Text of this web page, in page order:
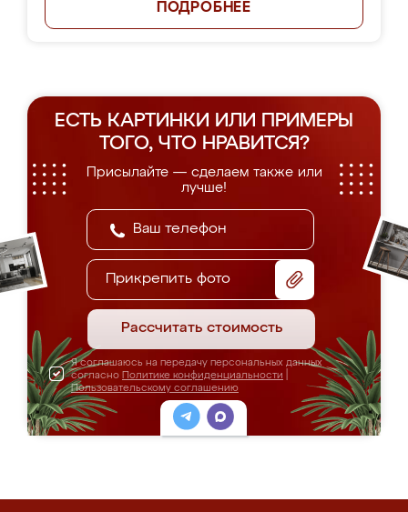
ПОДРОБНЕЕ
ЕСТЬ КАРТИНКИ ИЛИ ПРИМЕРЫ
ТОГО, ЧТО НРАВИТСЯ?
Присылайте — сделаем также или
лучше!
Прикрепить фото
Рассчитать стоимость
Я соглашаюсь на передачу персональных данных
согласно Политике конфиденциальности
Пользовательскому соглашению